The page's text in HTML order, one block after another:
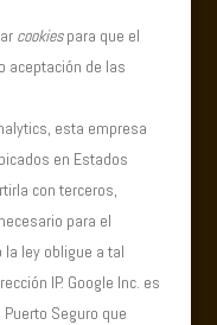
cookiespara que el
aceptación de las
esta empresa
en Estados
con terceros,
para el
ley obligue a tal
IP. Google Inc. es
Seguro que